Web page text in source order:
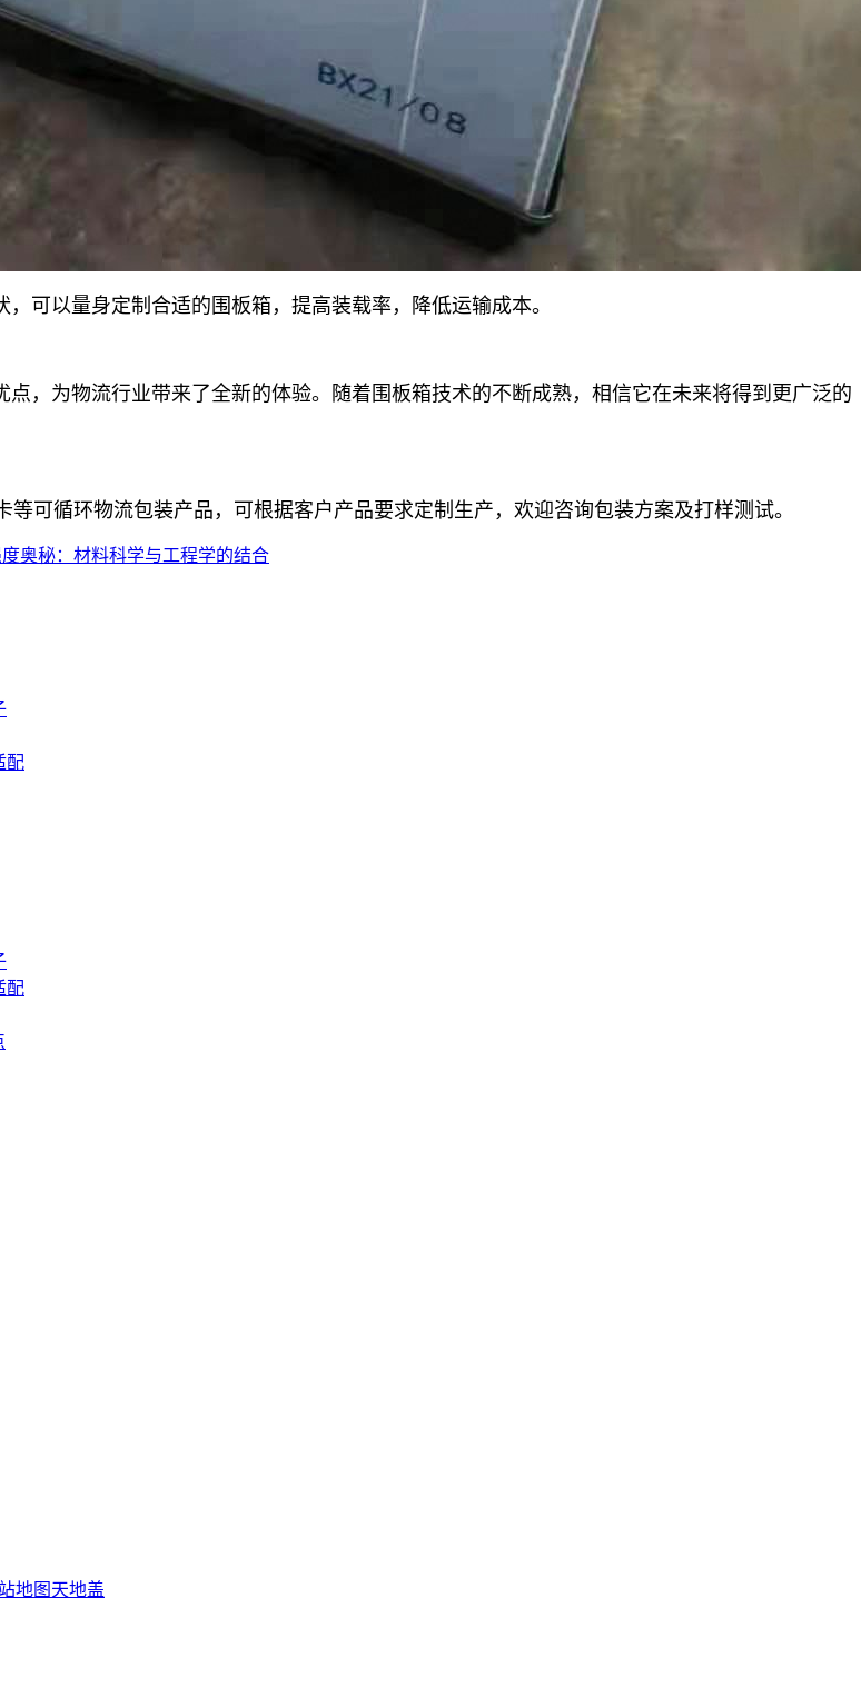
可以量身定制合适的围板箱，提高装载率，降低运输成本。
，为物流行业带来了全新的体验。随着围板箱技术的不断成熟，相信它在未来将得到更广泛的
可循环物流包装产品，可根据客户产品要求定制生产，欢迎咨询包装方案及打样测试。
奥秘：材料科学与工程学的结合
配
配
地图 天地盖